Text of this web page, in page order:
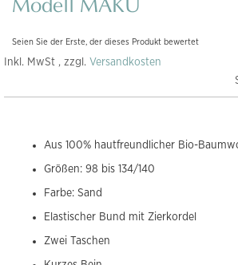
der
springen
Modell MAKU
Seien Sie der Erste, der dieses Produkt bewertet
Inkl. MwSt , zzgl. Versandkosten
Aus 100% hautfreundlicher Bio-
Größen: 98 bis 134/140
Farbe: Sand
Elastischer Bund mit Zierkordel
Zwei Taschen